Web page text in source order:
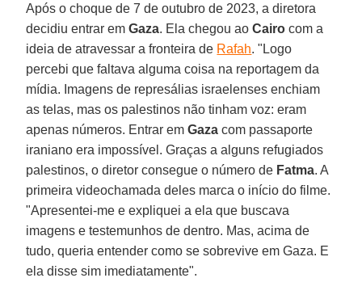
Após o choque de 7 de outubro de 2023, a diretora
decidiu entrar emGaza. Ela chegou aoCairo com a
ideia de atravessar a fronteira de Rafah. "Logo
percebi que faltava alguma coisa na reportagem da
mídia. Imagens de represálias israelenses enchiam
as telas, mas os palestinos não tinham voz: eram
apenas números. Entrar emGaza com passaporte
iraniano era impossível. Graças a alguns refugiados
palestinos, o diretor consegue o número de Fatma. A
primeira videochamada deles marca o início do filme.
"Apresentei-me e expliquei a ela que buscava
imagens e testemunhos de dentro. Mas, acima de
tudo, queria entender como se sobrevive em Gaza. E
ela disse sim imediatamente".